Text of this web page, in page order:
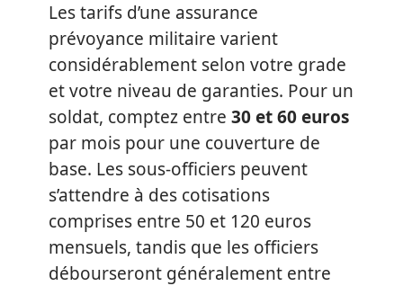
Les tarifs d’une assurance
prévoyance militaire varient
considérablement selon votre grade
et votre niveau de garanties. Pour un
soldat, comptez entre 30 et 60 euros
par mois pour une couverture de
base. Les sous-officiers peuvent
s’attendre à des cotisations
comprises entre 50 et 120 euros
mensuels, tandis que les officiers
débourseront généralement entre